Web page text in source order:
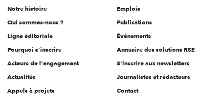
l'engagement
Notre histoire
Qui sommes-nous ?
Ligne éditoriale
Pourquoi s'inscrire
Acteurs de l'engagement
Actualités
Appels à projets
Emplois
Publications
Évènements
Annuaire des solutions RSE
S'inscrire aux newsletters
Journalistes et rédacteurs
Contact